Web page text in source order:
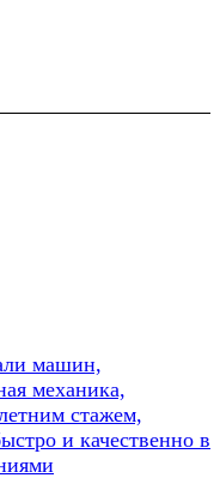
машин,
механика,
стажем,
и качественно в